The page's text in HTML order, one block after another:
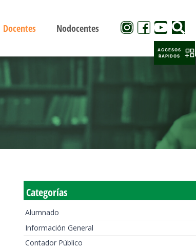
Docentes Nodocentes
Categorías
Alumnado
Información General
Contador Público
ACCESOS
RAPIDOS